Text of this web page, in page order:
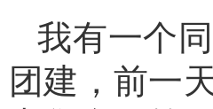
我有一个
团建，前一